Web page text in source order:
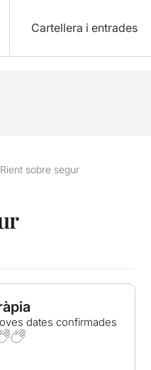
Cartellera i entrades
Rient sobre segur
dates confirmades